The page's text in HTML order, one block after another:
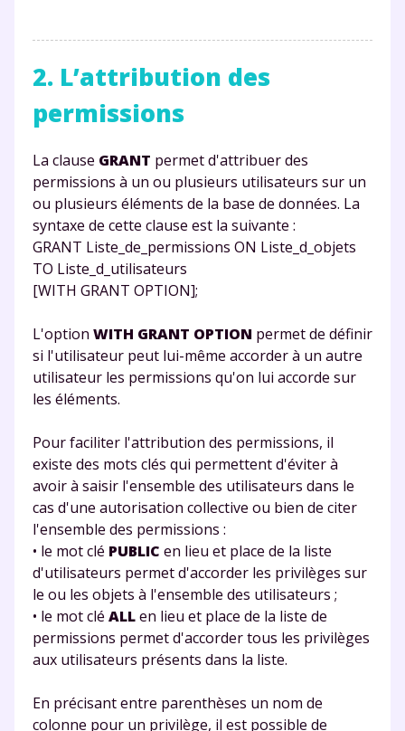
2. L’attribution des
permissions
La clause GRANT permet d'attribuer des
permissions à un ou plusieurs utilisateurs sur un
ou plusieurs éléments de la base de données. La
syntaxe de cette clause est la suivante :
GRANT Liste_de_permissions ON Liste_d_objets
TO Liste_d_utilisateurs
[WITH GRANT OPTION];
L'option WITH GRANT OPTION permet de définir
si l'utilisateur peut lui-même accorder à un autre
utilisateur les permissions qu'on lui accorde sur
les éléments.
Pour faciliter l'attribution des permissions, il
existe des mots clés qui permettent d'éviter à
avoir à saisir l'ensemble des utilisateurs dans le
cas d'une autorisation collective ou bien de citer
l'ensemble des permissions :
• le mot clé PUBLIC en lieu et place de la liste
d'utilisateurs permet d'accorder les privilèges sur
le ou les objets à l'ensemble des utilisateurs ;
• le mot clé ALLen lieu et place de la liste de
permissions permet d'accorder tous les privilèges
aux utilisateurs présents dans la liste.
En précisant entre parenthèses un nom de
colonne pour un privilège, il est possible de